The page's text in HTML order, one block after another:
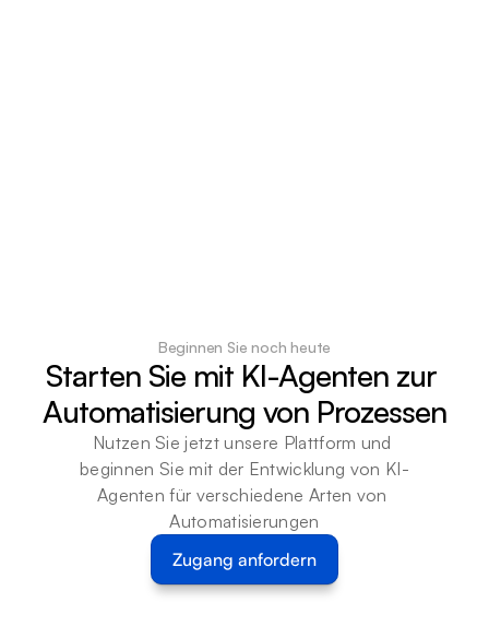
Beginnen Sie noch heute
Starten Sie mit KI-Agenten zur
Automatisierung von Prozessen
Nutzen Sie jetzt unsere Plattform und
beginnen Sie mit der Entwicklung von KI-
Agenten für verschiedene Arten von
Automatisierungen
Zugang anfordern